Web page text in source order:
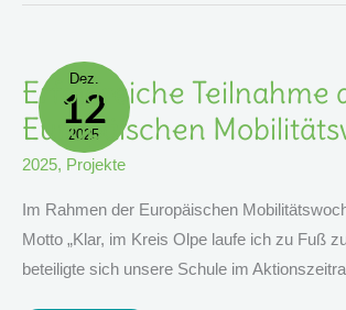
Dez.
12
2025
Erfolgreiche Teilnahme
Europäischen
2025, Projekte
Im Rahmen der Europäischen
Motto „Klar, im Kreis Olpe laufe ich zu Fuß
beteiligte sich unsere Schule im
Erfolgreiche
Teilnahme
Europäischen
Mobilitätswoche